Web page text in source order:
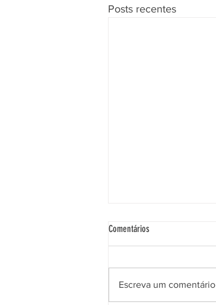
Posts recentes
Comentários
Escreva um comentário